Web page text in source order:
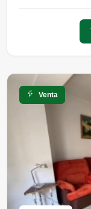
Venta